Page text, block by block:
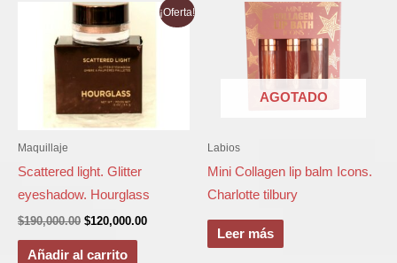
¡Oferta!
Maquillaje
Scattered light. Glitter
eyeshadow. Hourglass
$190,000.00
El
precio
original
era:
$190,000.00.
$120,000.00
precio
Añadir al carrito
AGOTADO
Labios
Mini Collagen lip balm Icons.
Charlotte tilbury
Leer más